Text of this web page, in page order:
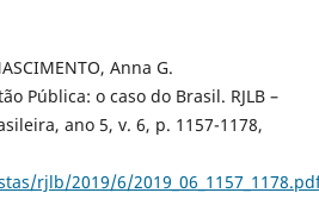
Anna G.
Pública: o caso do Brasil. RJLB –
ano 5, v. 6, p. 1157-1178,
rjlb/2019/6/